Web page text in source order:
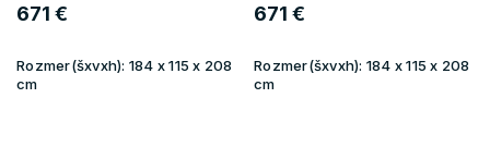
671 €
Rozmer(šxvxh): 184 x 115 x 208
cm
671 €
Rozmer(šxvxh): 184 x 115 x 208
cm